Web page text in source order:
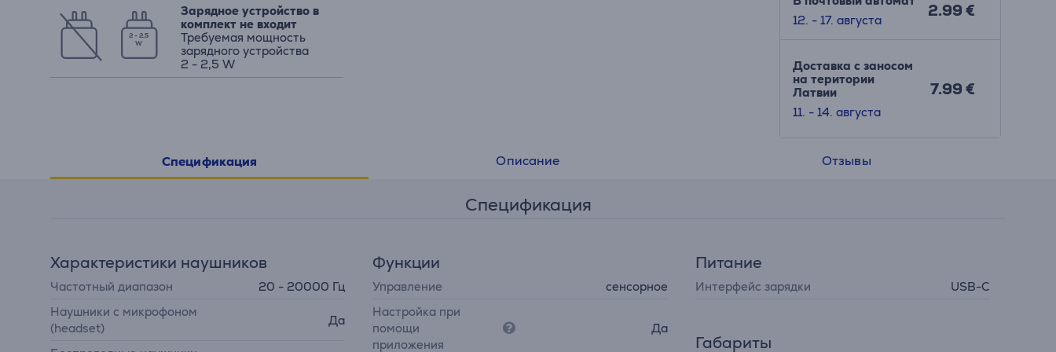
2 - 2,5
W
Зарядное устройство в
комплект не входит
Требуемая мощность
зарядного устройства
2 - 2,5 W
12. - 17. августа
2.99 €
Доставка с заносом
на територии
Латвии
11. - 14. августа
7.99 €
Спецификация Описание Отзывы
Спецификация
Характеристики наушников
Частотный диапазон
20 - 20000 Гц
Наушники с микрофоном
(headset)
Да
Функции
Управление
сенсорное
Настройка при
помощи
приложения
Да
Питание
Интерфейс зарядки USB-C
Габариты